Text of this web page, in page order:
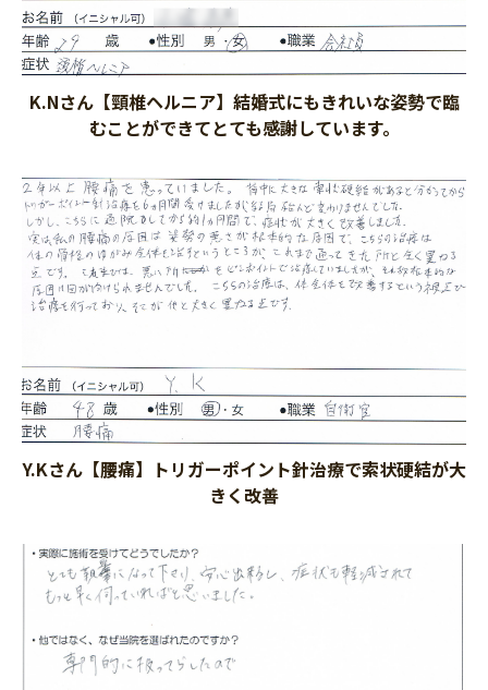
K.Nさん【頸椎ヘルニア】結婚式にもきれいな姿勢で臨
むことができてとても感謝しています。
Y.Kさん【腰痛】トリガーポイント針治療で索状硬結が大
きく改善